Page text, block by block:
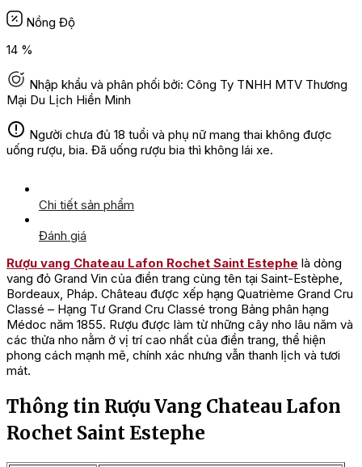
Nồng Độ
14 %
Nhập khẩu và phân phối bởi: Công Ty TNHH MTV Thương
Mại Du Lịch Hiền Minh
Người chưa đủ 18 tuổi và phụ nữ mang thai không được
uống rượu, bia. Đã uống rượu bia thì không lái xe.
Chi tiết sản phẩm
Đánh giá
Rượu vang Chateau Lafon Rochet Saint Estephe là dòng
vang đỏ Grand Vin của điền trang cùng tên tại Saint-Estèphe,
Bordeaux, Pháp. Château được xếp hạng Quatrième Grand Cru
Classé – Hạng Tư Grand Cru Classé trong Bảng phân hạng
Médoc năm 1855. Rượu được làm từ những cây nho lâu năm và
các thửa nho nằm ở vị trí cao nhất của điền trang, thể hiện
phong cách mạnh mẽ, chính xác nhưng vẫn thanh lịch và tươi
mát.
Thông tin Rượu Vang Chateau Lafon
Rochet Saint Estephe